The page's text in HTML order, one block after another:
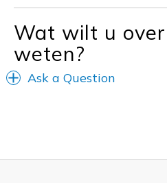
Wat wilt u
weten?
Ask a Question